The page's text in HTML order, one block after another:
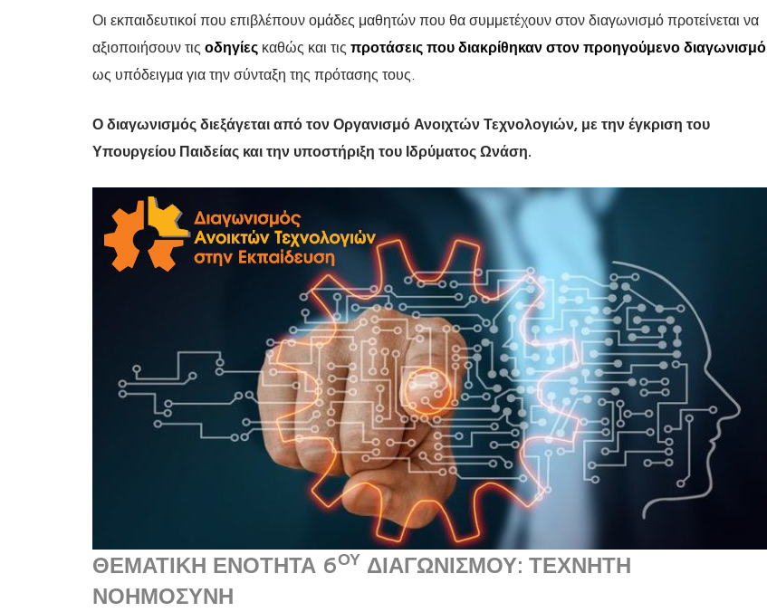
Οι εκπαιδευτικοί που επιβλέπουν ομάδες μαθητών που θα συμμετέχουν στον διαγωνισμό προτείνεται να
αξιοποιήσουν τις οδηγίες καθώς και τις προτάσεις που διακρίθηκαν στον προηγούμενο διαγωνισμό
ως υπόδειγμα για την σύνταξη της πρότασης τους.
Ο διαγωνισμός διεξάγεται από τον Οργανισμό Ανοιχτών Τεχνολογιών, με την έγκριση του
Υπουργείου Παιδείας και την υποστήριξη του Ιδρύματος Ωνάση.
ΘΕΜΑΤΙΚΉ ΕΝΌΤΗΤΑ 6ΟΥ ΔΙΑΓΩΝΙΣΜΟΎ: ΤΕΧΝΗΤΉ
ΝΟΗΜΟΣΎΝΗ